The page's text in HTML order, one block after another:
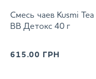
Смесь чаев Kusmi Tea
BB Детокс 40 г
615.00 ГРН